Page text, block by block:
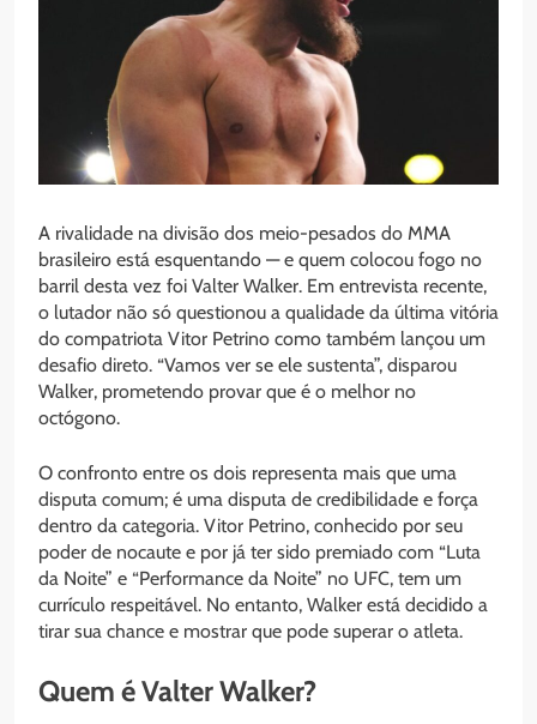
A rivalidade na divisão dos meio-pesados do MMA
brasileiro está esquentando — e quem colocou fogo no
barril desta vez foi Valter Walker. Em entrevista recente,
o lutador não só questionou a qualidade da última vitória
do compatriota Vitor Petrino como também lançou um
desafio direto. “Vamos ver se ele sustenta”, disparou
Walker, prometendo provar que é o melhor no
octógono.
O confronto entre os dois representa mais que uma
disputa comum; é uma disputa de credibilidade e força
dentro da categoria. Vitor Petrino, conhecido por seu
poder de nocaute e por já ter sido premiado com “Luta
da Noite” e “Performance da Noite” no UFC, tem um
currículo respeitável. No entanto, Walker está decidido a
tirar sua chance e mostrar que pode superar o atleta.
Quem é Valter Walker?